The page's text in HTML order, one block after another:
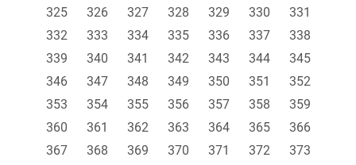
325
326 327 328 329 330
331
332
333 334 335 336 337
338
339
340 341 342 343 344
345
346
347 348 349 350 351
352
353
354 355 356 357 358
359
360
361 362 363 364 365
366
367
368 369 370 371 372
373